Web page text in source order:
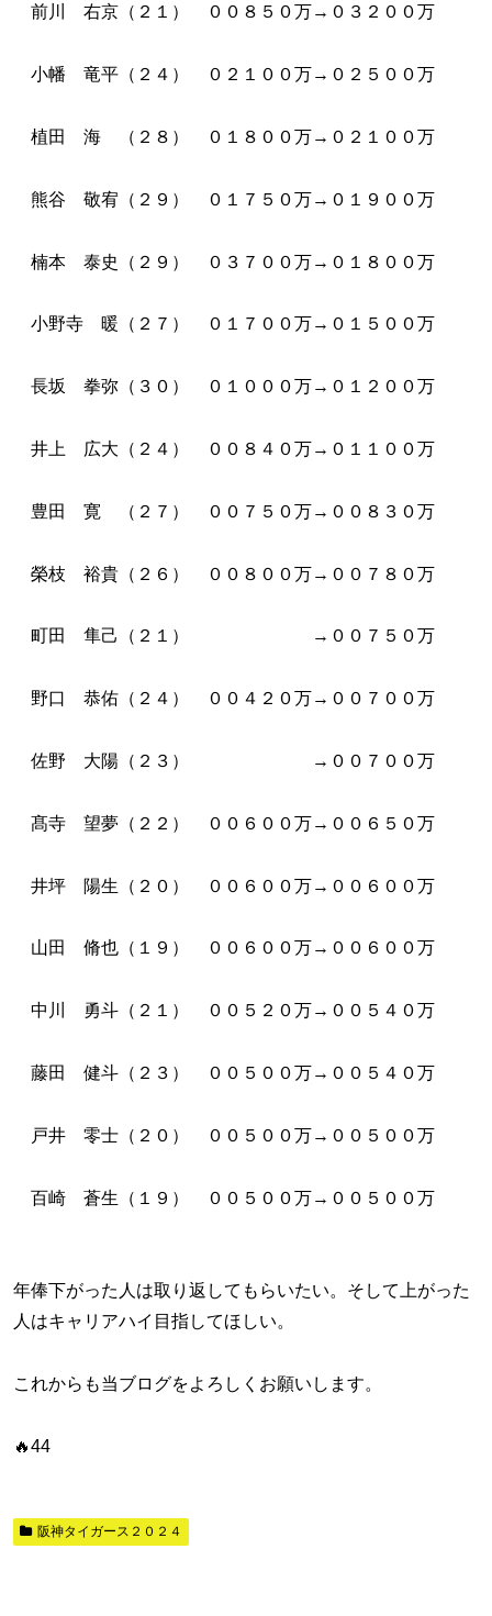
前川 右京（２１） ００８５０万→０３２００万
小幡 竜平（２４） ０２１００万→０２５００万
植田 海 （２８） ０１８００万→０２１００万
熊谷 敬宥（２９） ０１７５０万→０１９００万
楠本 泰史（２９） ０３７００万→０１８００万
小野寺 暖（２７） ０１７００万→０１５００万
長坂 拳弥（３０） ０１０００万→０１２００万
井上 広大（２４） ００８４０万→０１１００万
豊田 寛 （２７） ００７５０万→００８３０万
榮枝 裕貴（２６） ００８００万→００７８０万
町田 隼己（２１） →００７５０万
野口 恭佑（２４） ００４２０万→００７００万
佐野 大陽（２３） →００７００万
髙寺 望夢（２２） ００６００万→００６５０万
井坪 陽生（２０） ００６００万→００６００万
山田 脩也（１９） ００６００万→００６００万
中川 勇斗（２１） ００５２０万→００５４０万
藤田 健斗（２３） ００５００万→００５４０万
戸井 零士（２０） ００５００万→００５００万
百崎 蒼生（１９） ００５００万→００５００万
年俸下がった人は取り返してもらいたい。そして上がった
人はキャリアハイ目指してほしい。
これからも当ブログをよろしくお願いします。
🔥44
阪神タイガース２０２４